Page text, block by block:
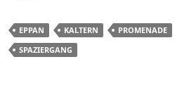
EPPAN KALTERN
PROMENADE
SPAZIERGANG